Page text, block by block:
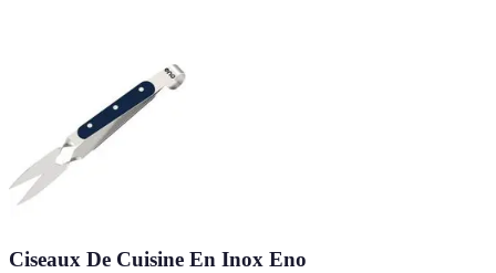
Ciseaux De Cuisine En Inox Eno